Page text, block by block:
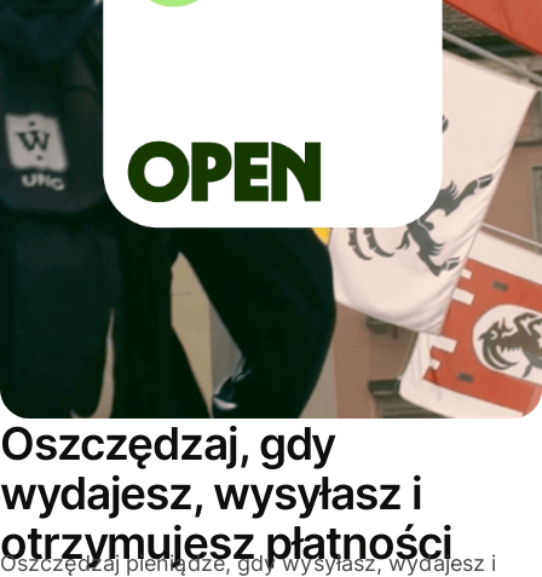
Oszczędzaj, gdy
wydajesz, wysyłasz i
otrzymujesz płatności
Oszczędzaj pieniądze, gdy wysyłasz, wydajesz i